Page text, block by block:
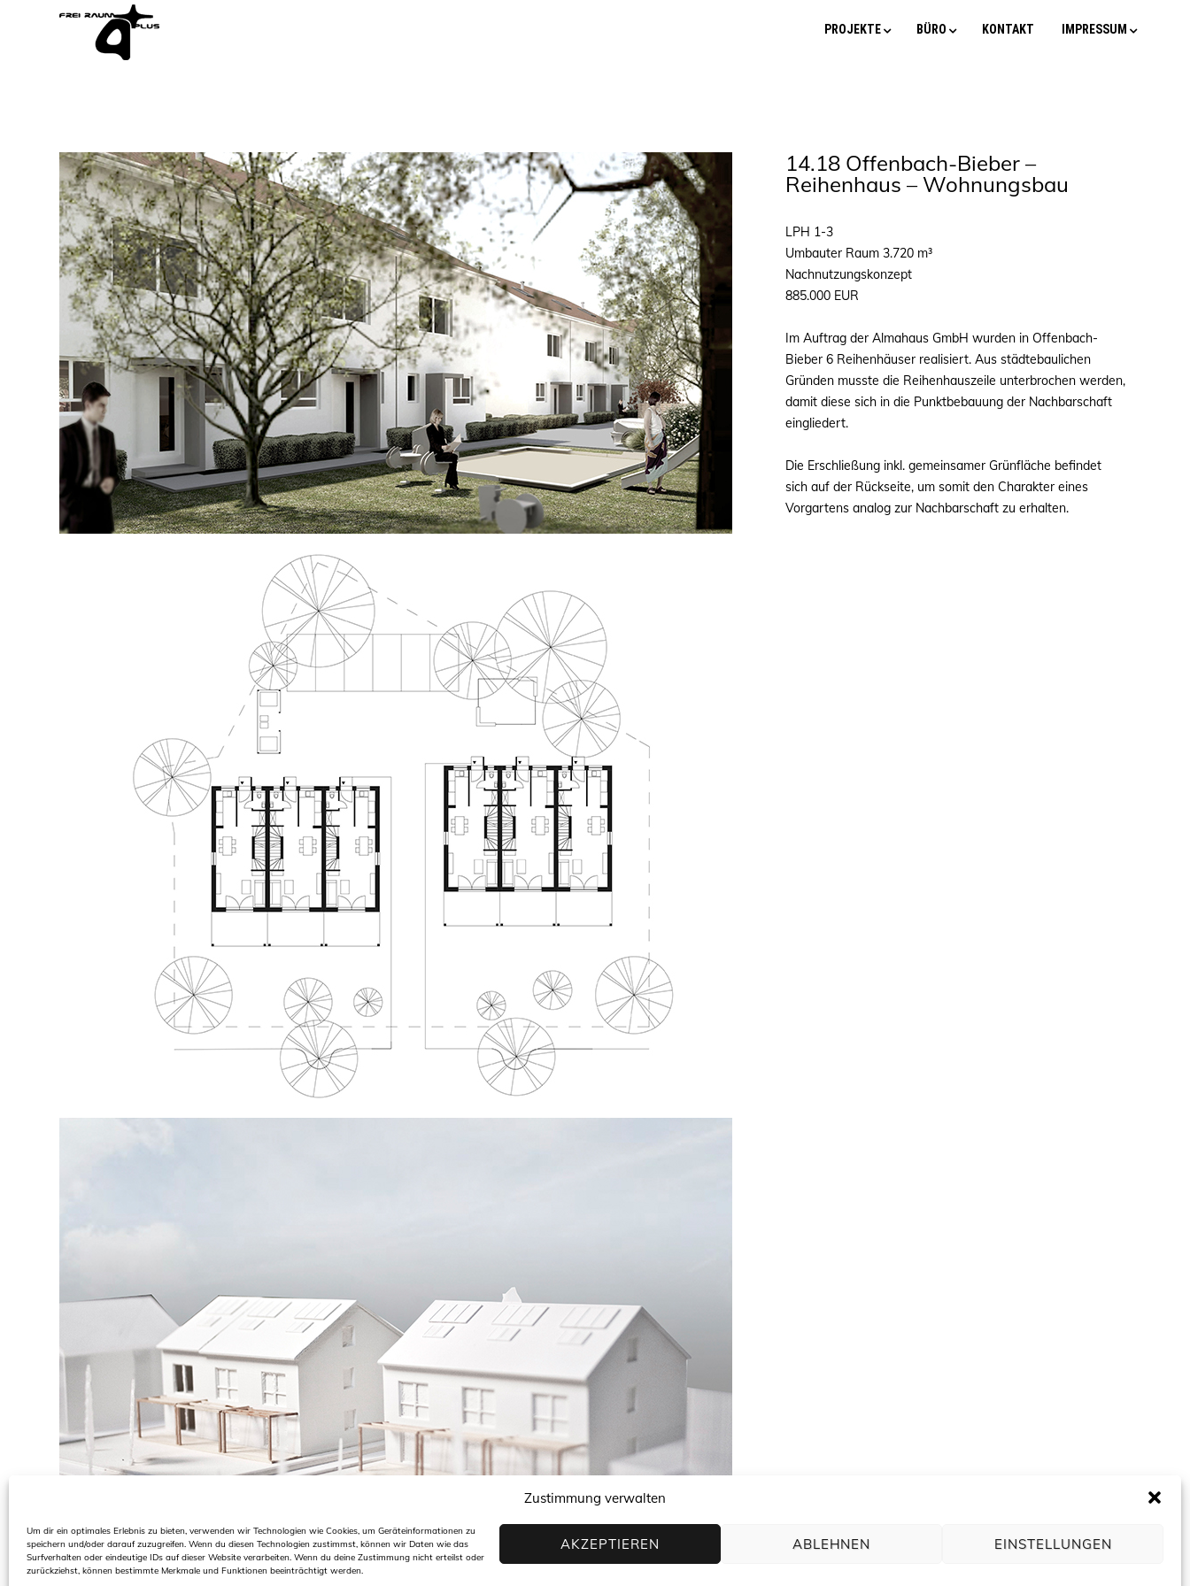
Zustimmung verwalten
Um dir ein optimales Erlebnis zu bieten, verwenden wir Technologien wie Cookies, um Geräteinformationen zu
speichern und/oder darauf zuzugreifen. Wenn du diesen Technologien zustimmst, können wir Daten wie das
Surfverhalten oder eindeutige IDs auf dieser Website verarbeiten. Wenn du deine Zustimmung nicht erteilst oder
zurückziehst, können bestimmte Merkmale und Funktionen beeinträchtigt werden.
AKZEPTIEREN ABLEHNEN EINSTELLUNGEN
PROJEKTE BÜRO KONTAKT IMPRESSUM
14.18 Offenbach-Bieber –
Reihenhaus – Wohnungsbau
LPH 1-3
Umbauter Raum 3.720 m³
Nachnutzungskonzept
885.000 EUR
Im Auftrag der Almahaus GmbH wurden in Offenbach-
Bieber 6 Reihenhäuser realisiert. Aus städtebaulichen
Gründen musste die Reihenhauszeile unterbrochen werden,
damit diese sich in die Punktbebauung der Nachbarschaft
eingliedert.
Die Erschließung inkl. gemeinsamer Grünfläche befindet
sich auf der Rückseite, um somit den Charakter eines
Vorgartens analog zur Nachbarschaft zu erhalten.